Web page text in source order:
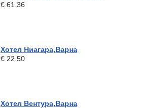
€ 61.36
Хотел Ниагара,Варна
€ 22.50
Хотел Вентура,Варна